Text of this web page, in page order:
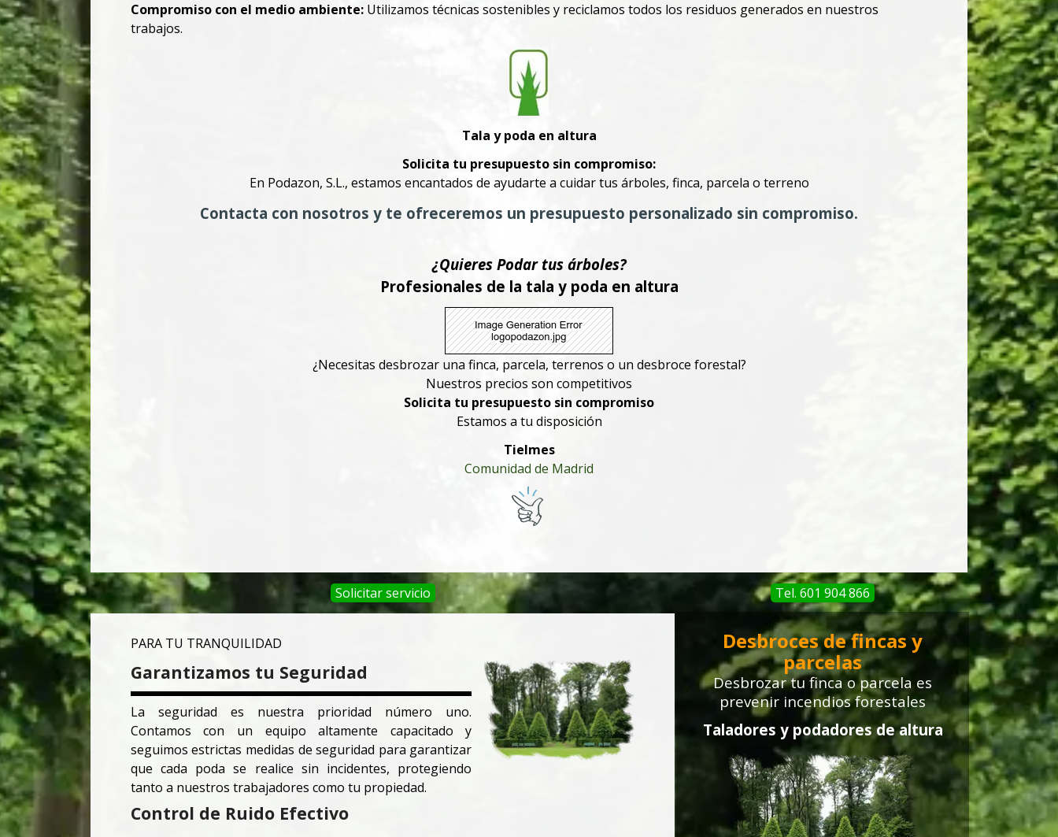
Compromiso con el medio ambiente:Utilizamos técnicas sostenibles y reciclamos todos los residuos generados en nuestros
trabajos.
Tala y poda en altura
Solicita tu presupuesto sin compromiso:
En Podazon, S.L., estamos encantados de ayudarte a cuidar tus árboles, finca, parcela o terreno
Contacta con nosotros y te ofreceremos un presupuesto personalizado sin compromiso.
¿Quieres Podar tus árboles?
Profesionales de la tala y poda en altura
¿Necesitas desbrozar una finca, parcela, terrenos o un desbroce forestal?
Nuestros precios son competitivos
Solicita tu presupuesto sin compromiso
Estamos a tu disposición
Tielmes
Comunidad de Madrid
Solicitar servicio
PARA TU TRANQUILIDAD
Garantizamos tu Seguridad
La seguridad es nuestra prioridad número uno.
Contamos con un equipo altamente capacitado y
seguimos estrictas medidas de seguridad para garantizar
que cada poda se realice sin incidentes, protegiendo
tanto a nuestros trabajadores como tu propiedad.
Control de Ruido Efectivo
Tel. 601 904 866
Desbroces de fincas y
parcelas
Desbrozar tu finca o parcela es
prevenir incendios forestales
Taladores y podadores de altura